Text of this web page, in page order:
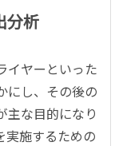
分析
イヤーといった
にし、その後の
主な目的になり
実施するための